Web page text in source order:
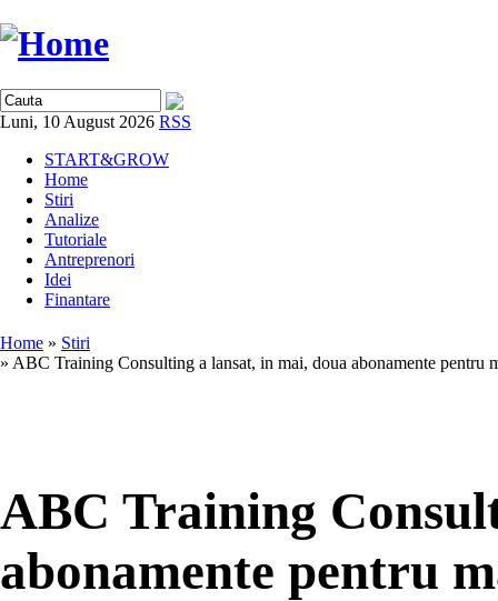
Luni, 10 August 2026 RSS
START&GROW
Home
Stiri
Analize
Tutoriale
Antreprenori
Idei
Finantare
Home » Stiri
» ABC Training Consulting a lansat, in mai, doua abonamente pentru
ABC Training
abonamente pentru